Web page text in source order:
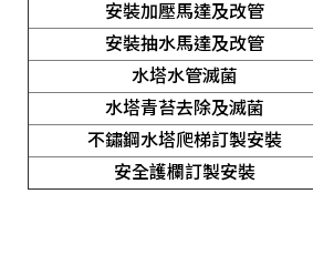
安裝加壓馬達及改管
安裝抽水馬達及改管
水塔水管滅菌
水塔青苔去除及滅菌
不鏽鋼水塔爬梯訂製安裝
安全護欄訂製安裝